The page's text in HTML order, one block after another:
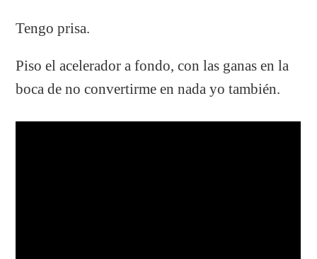
Tengo prisa.
Piso el acelerador a fondo, con las ganas en la
boca de no convertirme en nada yo también.